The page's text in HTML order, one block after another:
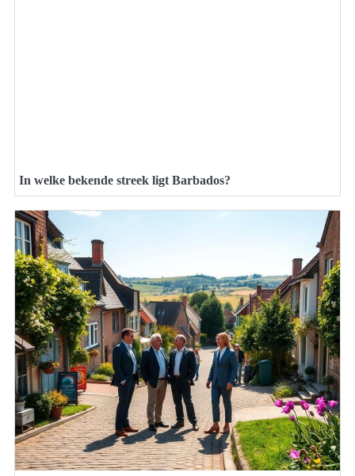
In welke bekende streek ligt Barbados?